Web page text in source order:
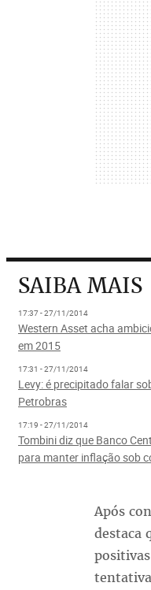
SAIBA MAIS
17:37 - 27/11/2014
Western Asset acha
em 2015
17:31 - 27/11/2014
Levy: é precipitado falar
Petrobras
17:19 - 27/11/2014
Tombini diz que Banco
para manter inflação sob
Após
destaca